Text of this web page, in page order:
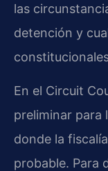
las
detención y
En el Circuit
preliminar para
donde la
probable. Para